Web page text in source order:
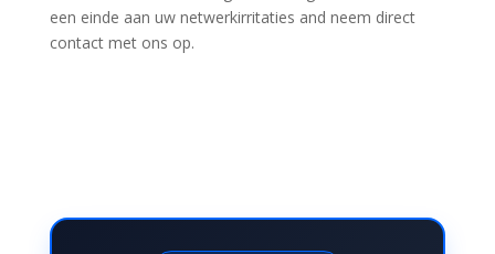
een einde aan uw netwerkirritaties and neem direct
contact met ons op.